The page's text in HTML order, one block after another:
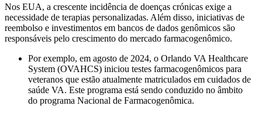
Nos EUA, a crescente incidência de doenças crónicas exige a
necessidade de terapias personalizadas. Além disso, iniciativas de
reembolso e investimentos em bancos de dados genômicos são
responsáveis ​​pelo crescimento do mercado farmacogenômico.
Por exemplo, em agosto de 2024, o Orlando VA Healthcare
System (OVAHCS) iniciou testes farmacogenômicos para
veteranos que estão atualmente matriculados em cuidados de
saúde VA. Este programa está sendo conduzido no âmbito
do programa Nacional de Farmacogenômica.